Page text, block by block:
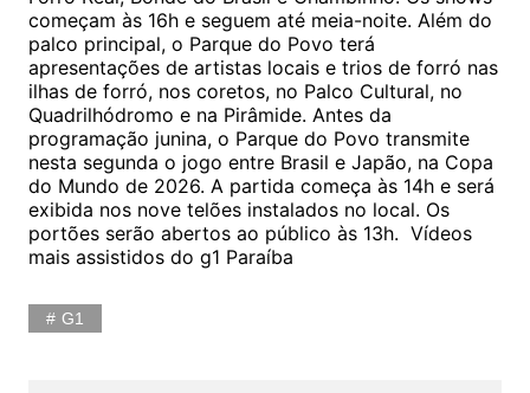
começam às 16h e seguem até meia-noite. Além do
palco principal, o Parque do Povo terá
apresentações de artistas locais e trios de forró nas
ilhas de forró, nos coretos, no Palco Cultural, no
Quadrilhódromo e na Pirâmide. Antes da
programação junina, o Parque do Povo transmite
nesta segunda o jogo entre Brasil e Japão, na Copa
do Mundo de 2026. A partida começa às 14h e será
exibida nos nove telões instalados no local. Os
portões serão abertos ao público às 13h. Vídeos
mais assistidos do g1 Paraíba
G1